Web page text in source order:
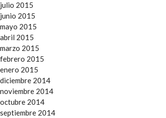
julio 2015
junio 2015
mayo 2015
abril 2015
marzo 2015
febrero 2015
enero 2015
diciembre 2014
noviembre 2014
octubre 2014
septiembre 2014